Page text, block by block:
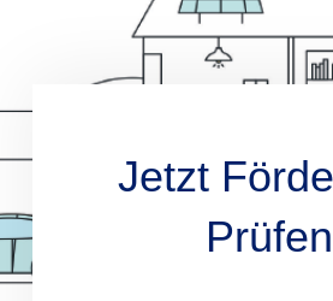
Jetzt
Prüfen